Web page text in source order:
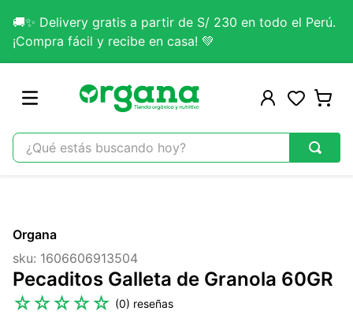
🚚✨ Delivery gratis a partir de S/ 230 en todo el Perú.
¡Compra fácil y recibe en casa! 💚
¿Qué estás buscando hoy?
2.
citrato magnesio
3.
colageno
kefir
Organa
sku: 1606606913504
Pecaditos Galleta de Granola 60GR
☆☆☆☆☆ (0)